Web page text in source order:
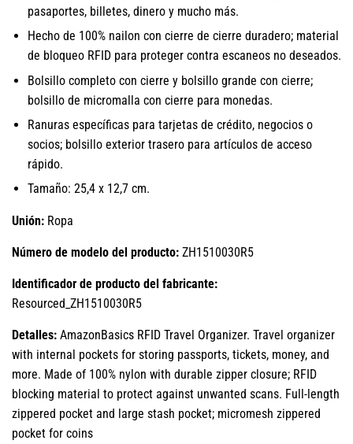
pasaportes, billetes, dinero y mucho más.
Hecho de 100% nailon con cierre de cierre duradero; material
de bloqueo RFID para proteger contra escaneos no deseados.
Bolsillo completo con cierre y bolsillo grande con cierre;
bolsillo de micromalla con cierre para monedas.
Ranuras específicas para tarjetas de crédito, negocios o
socios; bolsillo exterior trasero para artículos de acceso
rápido.
Tamaño: 25,4 x 12,7 cm.
Unión: Ropa
Número de modelo del producto: ZH1510030R5
Identificador de producto del fabricante:
Resourced_ZH1510030R5
Detalles: AmazonBasics RFID Travel Organizer. Travel organizer
with internal pockets for storing passports, tickets, money, and
more. Made of 100% nylon with durable zipper closure; RFID
blocking material to protect against unwanted scans. Full-length
zippered pocket and large stash pocket; micromesh zippered
pocket for coins